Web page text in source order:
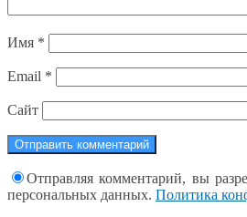
Имя *
Email *
Сайт
Отправляя комментарий, вы
персональных данных. Политика